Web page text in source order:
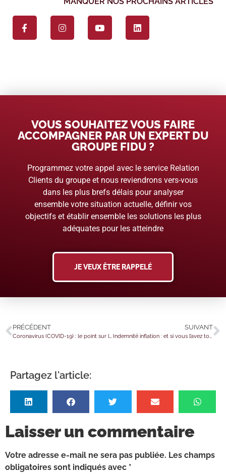
VOUS SOUHAITEZ VOUS FAIRE
ACCOMPAGNER PAR UN EXPERT DU
GROUPE FIDU ?
Programmez votre appel avec le service Relation
Clients du groupe et nous reviendrons vers-vous
dans les plus brefs délais pour analyser
ensemble votre situation actuelle, définir vos
objectifs et établir ensemble les solutions les plus
adéquates pour les atteindre
JE VEUX ÊTRE RAPPELÉ
PRÉCÉDENT
Coronavirus (COVID-19) : le point sur la nouvelle aide « coûts fixes novembre »
SUIVANT
Indemnité inflation : et si vous l’avez touchée plusieurs fois ?
Partagez l'article:
Laisser un commentaire
Votre adresse e-mail ne sera pas publiée. Les champs
obligatoires sont indiqués avec *